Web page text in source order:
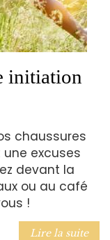
initiation
chaussures
excuses
devant la
ou au café
!
Lire la suite